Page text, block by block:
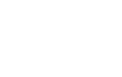
beschermt